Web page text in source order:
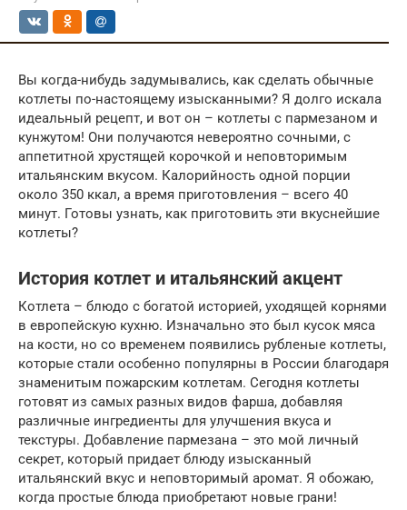
Вы когда-нибудь задумывались, как сделать обычные
котлеты по-настоящему изысканными? Я долго искала
идеальный рецепт, и вот он – котлеты с пармезаном и
кунжутом! Они получаются невероятно сочными, с
аппетитной хрустящей корочкой и неповторимым
итальянским вкусом. Калорийность одной порции
около 350 ккал, а время приготовления – всего 40
минут. Готовы узнать, как приготовить эти вкуснейшие
котлеты?
История котлет и итальянский акцент
Котлета – блюдо с богатой историей, уходящей корнями
в европейскую кухню. Изначально это был кусок мяса
на кости, но со временем появились рубленые котлеты,
которые стали особенно популярны в России благодаря
знаменитым пожарским котлетам. Сегодня котлеты
готовят из самых разных видов фарша, добавляя
различные ингредиенты для улучшения вкуса и
текстуры. Добавление пармезана – это мой личный
секрет, который придает блюду изысканный
итальянский вкус и неповторимый аромат. Я обожаю,
когда простые блюда приобретают новые грани!